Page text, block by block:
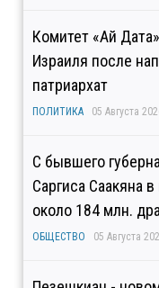
Комитет «Ай
Израиля после
патриархат
ПОЛИТИКА 05 Августа
С бывшего
Саргиса Саакяна
около 184 млн.
ОБЩЕСТВО 05 Августа